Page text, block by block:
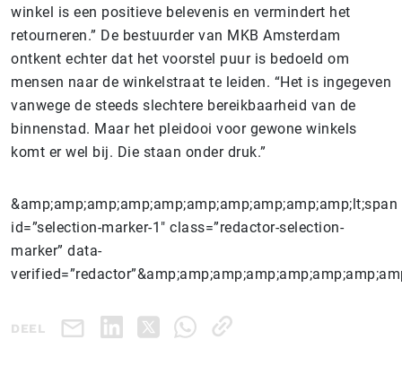
winkel is een positieve belevenis en vermindert het
retourneren.” De bestuurder van MKB Amsterdam
ontkent echter dat het voorstel puur is bedoeld om
mensen naar de winkelstraat te leiden. “Het is ingegeven
vanwege de steeds slechtere bereikbaarheid van de
binnenstad. Maar het pleidooi voor gewone winkels
komt er wel bij. Die staan onder druk.”
&amp;amp;amp;amp;amp;amp;amp;amp;amp;amp;lt;span
id=”selection-marker-1″ class=”redactor-selection-
marker” data-
DEEL